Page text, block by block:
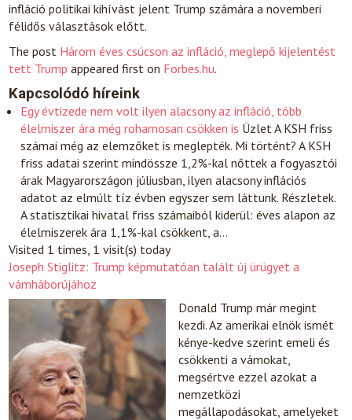
infláció politikai kihívást jelent Trump számára a novemberi
félidős választások előtt.
The post Három éves csúcson az infláció, meglepő kijelentést
tett Trump appeared first on Forbes.hu.
Kapcsolódó híreink
Egy évtizede nem volt ilyen alacsony az infláció, több
élelmiszer ára még rohamosan csökken is ÜzletA KSH friss
számai még az elemzőket is meglepték. Mi történt? A KSH
friss adatai szerint mindössze 1,2%-kal nőttek a fogyasztói
árak Magyarországon júliusban, ilyen alacsony inflációs
adatot az elmúlt tíz évben egyszer sem láttunk. Részletek.
A statisztikai hivatal friss számaiból kiderül: éves alapon az
élelmiszerek ára 1,1%-kal csökkent, a…
Visited 1 times, 1 visit(s) today
Joseph Stiglitz: Trump képmutatóan talált új ürügyet a
vámháborújához
Donald Trump már megint
kezdi. Az amerikai elnök ismét
kénye-kedve szerint emeli és
csökkenti a vámokat,
megsértve ezzel azokat a
nemzetközi
megállapodásokat, amelyeket